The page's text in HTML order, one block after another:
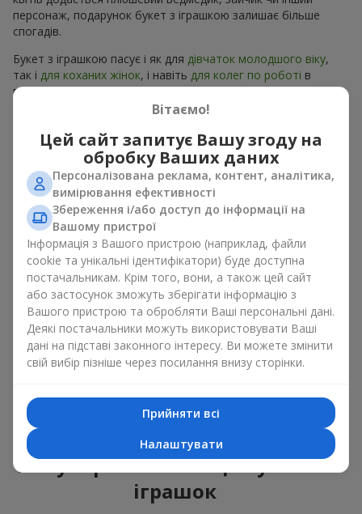
персонаж, подарунок букет з іграшкою залишає більше
спогадів.
Букет з іграшкою пасує і як для дівчаток молодшого віку,
так і для коханих жінок, і навіть для колег по роботі в
певних випадках. Такий подарунок букет з іграшкою
підкреслює щиру турботу, затишок та бажання зробити
пропозиції на будь-який смак та бюджет, щоб зробити
подарунок в м. Яготин незабутнім.
Як м’яка іграшка підкреслює
емоції разом із квітами
Букет з іграшкою — універсальне і завжди влучне рішення.
Таке поєднання подвоює емоції та дає можливість
оновлювати їх в пам’яті, кожен раз, коли плюшевий
приятель потрапляє у поле зору Разом букет з іграшкою
працюють ідеально. Квіти та іграшка створюють баланс між
красою і ніжністю, а ще залишають приємний подарунок на
довгі роки.
відмінний спосіб лишити спогад про того, хто подарував
цей букет з іграшкою.
Популярні комбінації букетів і
іграшок
Вітаємо!
Цей сайт запитує Вашу згоду на
обробку Ваших даних
Персоналізована реклама, контент, аналітика,
вимірювання ефективності
Збереження і/або доступ до інформації на
Вашому пристрої
Інформація з Вашого пристрою (наприклад, файли
cookie та унікальні ідентифікатори) буде доступна
постачальникам. Крім того, вони, а також цей сайт
або застосунок зможуть зберігати інформацію з
Вашого пристрою та обробляти Ваші персональні дані.
Деякі постачальники можуть використовувати Ваші
дані на підставі законного інтересу. Ви можете змінити
свій вибір пізніше через посилання внизу сторінки.
Прийняти всі
Налаштувати